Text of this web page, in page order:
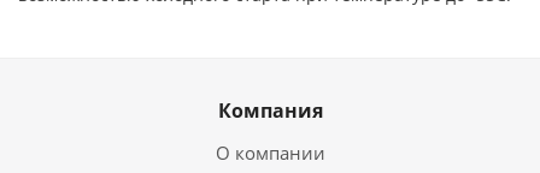
Компания
О компании